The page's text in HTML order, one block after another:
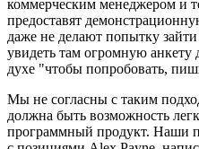
коммерческим менеджером и
предоставят
даже не делают попытку
увидеть там огромную анкету
духе "чтобы попробовать,
Мы не согласны с таким
должна быть возможность
программный продукт. Наши